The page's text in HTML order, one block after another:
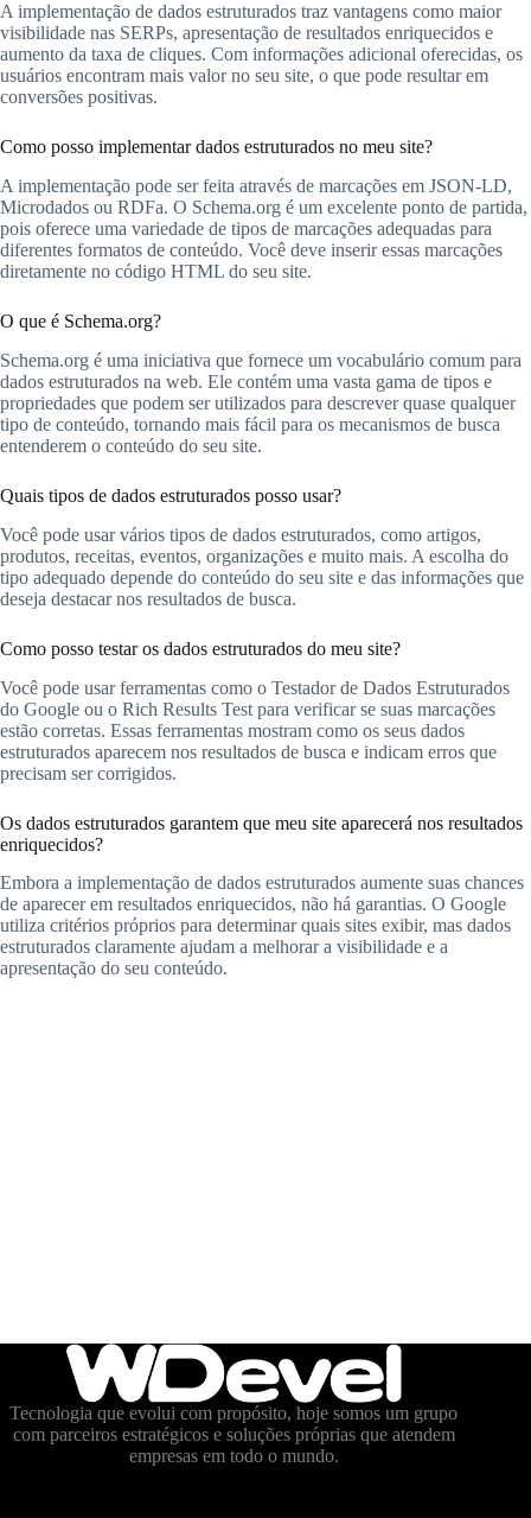
A implementação de dados estruturados traz vantagens como maior
visibilidade nas SERPs, apresentação de resultados enriquecidos e
aumento da taxa de cliques. Com informações adicional oferecidas, os
usuários encontram mais valor no seu site, o que pode resultar em
conversões positivas.
Como posso implementar dados estruturados no meu site?
A implementação pode ser feita através de marcações em JSON-LD,
Microdados ou RDFa. O Schema.org é um excelente ponto de partida,
pois oferece uma variedade de tipos de marcações adequadas para
diferentes formatos de conteúdo. Você deve inserir essas marcações
diretamente no código HTML do seu site.
O que é Schema.org?
Schema.org é uma iniciativa que fornece um vocabulário comum para
dados estruturados na web. Ele contém uma vasta gama de tipos e
propriedades que podem ser utilizados para descrever quase qualquer
tipo de conteúdo, tornando mais fácil para os mecanismos de busca
entenderem o conteúdo do seu site.
Quais tipos de dados estruturados posso usar?
Você pode usar vários tipos de dados estruturados, como artigos,
produtos, receitas, eventos, organizações e muito mais. A escolha do
tipo adequado depende do conteúdo do seu site e das informações que
deseja destacar nos resultados de busca.
Como posso testar os dados estruturados do meu site?
Você pode usar ferramentas como o Testador de Dados Estruturados
do Google ou o Rich Results Test para verificar se suas marcações
estão corretas. Essas ferramentas mostram como os seus dados
estruturados aparecem nos resultados de busca e indicam erros que
precisam ser corrigidos.
Os dados estruturados garantem que meu site aparecerá nos resultados
enriquecidos?
Embora a implementação de dados estruturados aumente suas chances
de aparecer em resultados enriquecidos, não há garantias. O Google
utiliza critérios próprios para determinar quais sites exibir, mas dados
estruturados claramente ajudam a melhorar a visibilidade e a
apresentação do seu conteúdo.
Tecnologia que evolui com propósito, hoje somos um grupo
com parceiros estratégicos e soluções próprias que atendem
empresas em todo o mundo.